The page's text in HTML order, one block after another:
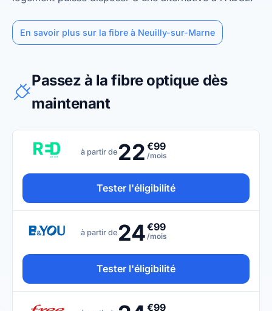
En savoir plus sur la fibre à Neuilly-sur-Marne
Passez à la fibre optique dès
maintenant
à partir de 22 €99
/mois
Tester l'éligibilité
à partir de 24€99
/mois
Tester l'éligibilité
€99